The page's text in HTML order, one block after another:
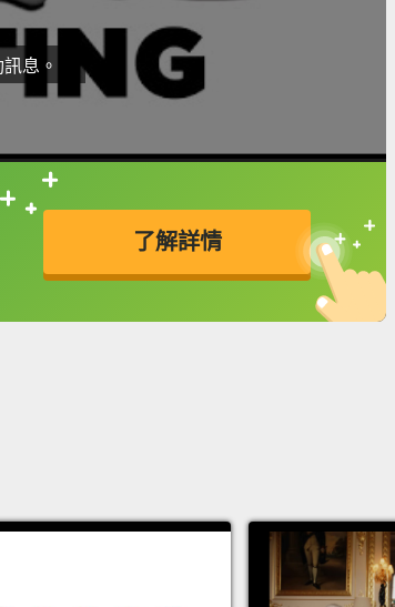
息。
了解詳情
接查字典喔！
英